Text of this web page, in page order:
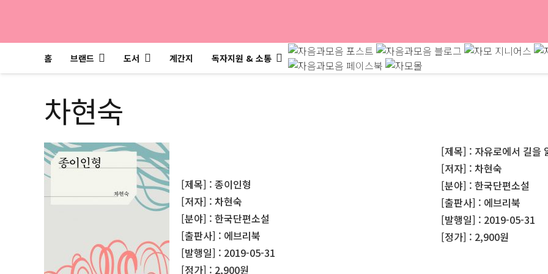
홈 브랜드 도서 계간지 독자지원 & 소통
차현숙
[제목] : 종이인형
[저자] : 차현숙
[분야] : 한국단편소설
[출판사] : 에브리북
[발행일] : 2019-05-31
[정가] : 2,900원
[제목] : 자유로에서 길을
[저자] : 차현숙
[분야] : 한국단편소설
[출판사] : 에브리북
[발행일] : 2019-05-31
[정가] : 2,900원